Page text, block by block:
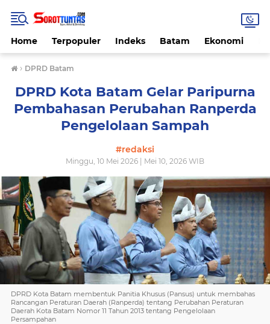
Home Terpopuler Indeks Batam Ekonomi
› DPRD Batam
DPRD Kota Batam Gelar Paripurna
Pembahasan Perubahan Ranperda
Pengelolaan Sampah
#redaksi
Minggu, 10 Mei 2026 | Mei 10, 2026 WIB
DPRD Kota Batam membentuk Panitia Khusus (Pansus) untuk membahas
Rancangan Peraturan Daerah (Ranperda) tentang Perubahan Peraturan
Daerah Kota Batam Nomor 11 Tahun 2013 tentang Pengelolaan
Persampahan